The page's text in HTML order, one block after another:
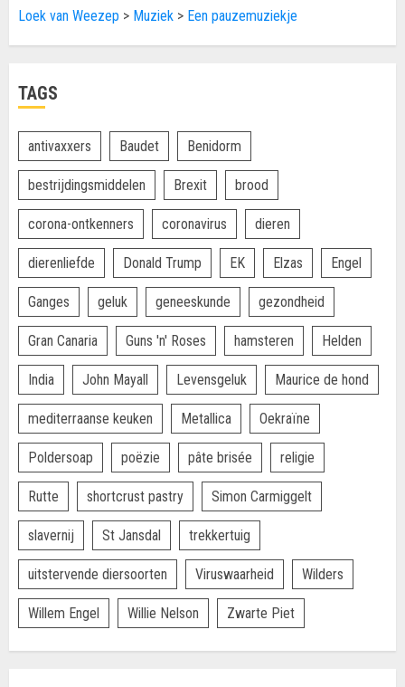
Loek van Weezep > Muziek > Een pauzemuziekje
TAGS
antivaxxers Baudet Benidorm
bestrijdingsmiddelen Brexit brood
corona-ontkenners coronavirus dieren
dierenliefde Donald Trump EK Elzas Engel
Ganges geluk geneeskunde gezondheid
Gran Canaria Guns 'n' Roses hamsteren Helden
India John Mayall Levensgeluk Maurice de hond
mediterraanse keuken Metallica Oekraïne
Poldersoap poëzie pâte brisée religie
Rutte shortcrust pastry Simon Carmiggelt
slavernij St Jansdal trekkertuig
uitstervende diersoorten Viruswaarheid Wilders
Willem Engel Willie Nelson Zwarte Piet